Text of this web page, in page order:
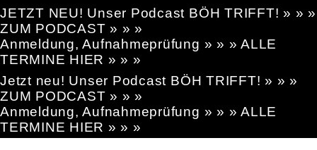
JETZT NEU! Unser Podcast BÖH TRIFFT! » » »
ZUM PODCAST » » »
Anmeldung, Aufnahmeprüfung » » » ALLE
TERMINE HIER » » »
Jetzt neu! Unser Podcast BÖH TRIFFT! » » »
ZUM PODCAST » » »
Anmeldung, Aufnahmeprüfung » » » ALLE
TERMINE HIER » » »